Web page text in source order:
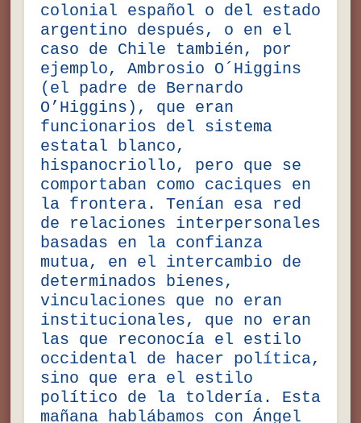
colonial español o del estado
argentino después, o en el
caso de Chile también, por
ejemplo, Ambrosio O´Higgins
(el padre de Bernardo
O’Higgins), que eran
funcionarios del sistema
estatal blanco,
hispanocriollo, pero que se
comportaban como caciques en
la frontera. Tenían esa red
de relaciones interpersonales
basadas en la confianza
mutua, en el intercambio de
determinados bienes,
vinculaciones que no eran
institucionales, que no eran
las que reconocía el estilo
occidental de hacer política,
sino que era el estilo
político de la toldería. Esta
mañana hablábamos con Ángel